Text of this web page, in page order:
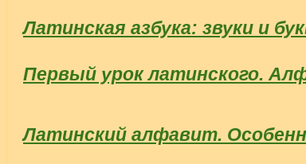
Латинская азбука: звуки и
Первый урок латинского.
Латинский алфавит.